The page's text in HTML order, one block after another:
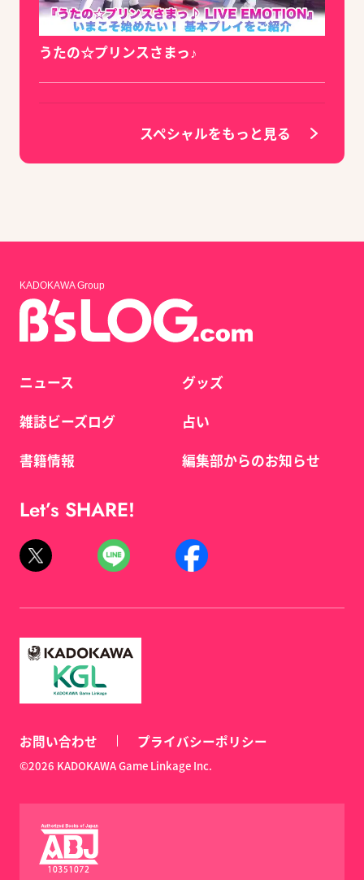
うたの☆プリンスさまっ♪
スペシャルをもっと見る
KADOKAWA Group
ニュース
雑誌ビーズログ
書籍情報
グッズ
占い
編集部からのお知らせ
Let’s SHARE!
お問い合わせ プライバシーポリシー
©2026 KADOKAWA Game Linkage Inc.